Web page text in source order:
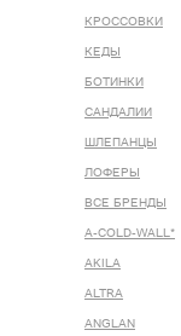
КРОССОВКИ
КЕДЫ
БОТИНКИ
САНДАЛИИ
ШЛЕПАНЦЫ
ЛОФЕРЫ
ВСЕ БРЕНДЫ
A-COLD-WALL*
AKILA
ALTRA
ANGLAN